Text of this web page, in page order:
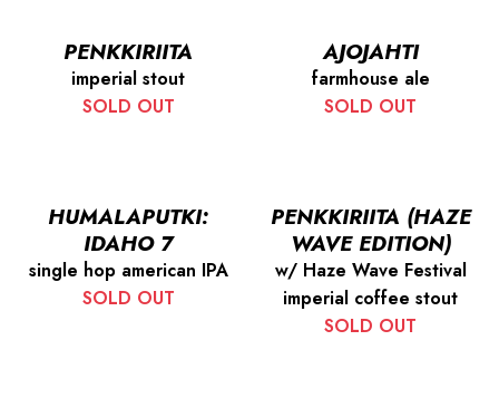
PENKKIRIITA
imperial stout
SOLD OUT
AJOJAHTI
farmhouse ale
SOLD OUT
HUMALAPUTKI:
IDAHO 7
single hop american IPA
SOLD OUT
PENKKIRIITA (HAZE
WAVE EDITION)
w/ Haze Wave Festival
imperial coffee stout
SOLD OUT